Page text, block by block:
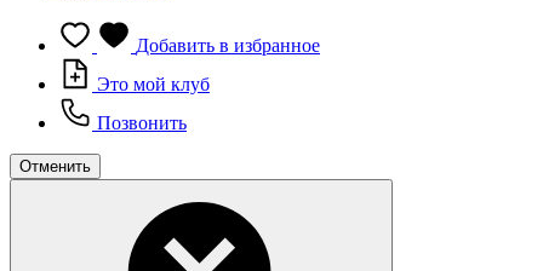
Добавить в избранное
Это мой клуб
Позвонить
Отменить